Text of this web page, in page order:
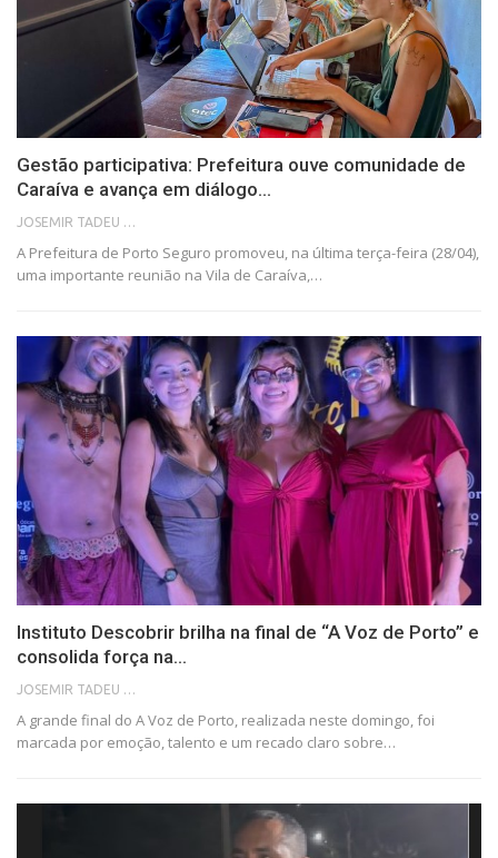
Gestão participativa: Prefeitura ouve comunidade de
Caraíva e avança em diálogo…
JOSEMIR TADEU FONSECA
A Prefeitura de Porto Seguro promoveu, na última terça-feira (28/04),
uma importante reunião na Vila de Caraíva,…
Instituto Descobrir brilha na final de “A Voz de Porto” e
consolida força na…
JOSEMIR TADEU FONSECA
A grande final do A Voz de Porto, realizada neste domingo, foi
marcada por emoção, talento e um recado claro sobre…